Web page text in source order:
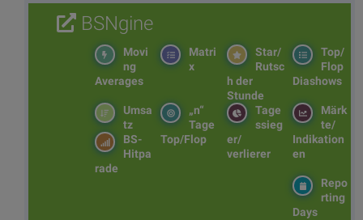
BSNgine
Top/
Flop
Diashows
Star/
Rutsc
h der
Stunde
Matri
x
Movi
ng
Averages
Märk
te/
Indikation
en
Tage
ssieg
er/
verlierer
„n“
Tage
Top/Flop
Umsa
tz
BS-
Hitpa
rade
Repo
rting
Days